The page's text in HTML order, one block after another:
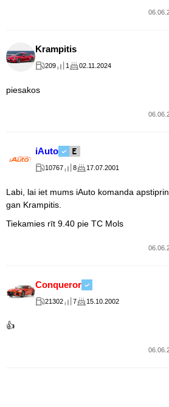
Krampitis
209 1 02.11.2024
piesakos
iAuto
10767 8 17.07.2001
Labi, lai iet mums iAuto komanda
gan Krampitis.
Tiekamies rīt 9.40 pie TC Mols
Conqueror
21302 7 15.10.2002
👍